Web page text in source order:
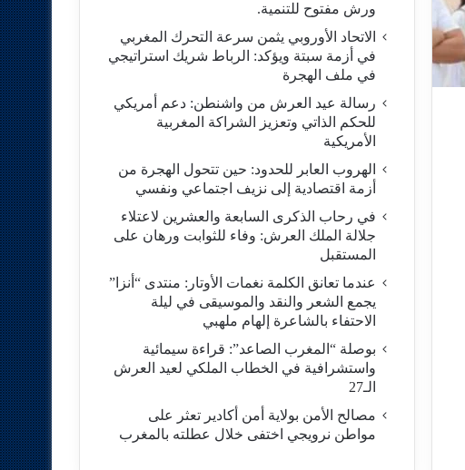
ورش مفتوح للتنمية.
الاتحاد الأوروبي يثمن سرعة التحرك المغربي
في أزمة سبتة ويؤكد: الرباط شريك استراتيجي
في ملف الهجرة
رسالة عيد العرش من واشنطن: دعم أمريكي
للحكم الذاتي وتعزيز الشراكة المغربية
الأمريكية
​الهروب العابر للحدود: حين تتحول الهجرة من
أزمة اقتصادية إلى نزيف اجتماعي ونفسي
في رحاب الذكرى السابعة والعشرين لاعتلاء
جلالة الملك العرش: وفاء للثوابت ورهان على
المستقبل
​عندما تعانق الكلمة نغمات الأوتار: منتدى “أنزا”
يجمع الشعر والنقد والموسيقى في ليلة
الاحتفاء بالشاعرة إلهام ملهبي
بوصلة “المغرب الصاعد”: قراءة سيمائية
واستشرافية في الخطاب الملكي لعيد العرش
الـ27
مصالح الأمن بولاية أمن أكادير تعثر على
مواطن نرويجي اختفى خلال عطلته بالمغرب